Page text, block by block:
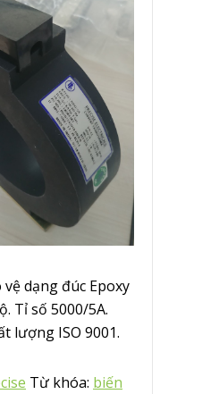
dạng đúc Epoxy
Tỉ số 5000/5A.
lượng ISO 9001.
Từ khóa: biến